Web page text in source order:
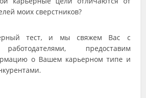
моих сверстников?
тест, и мы свяжем Вас с
предоставим
о Вашем карьерном типе и